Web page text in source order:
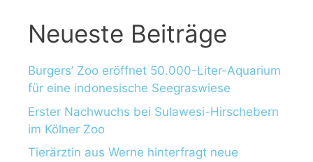
Neueste Beiträge
Burgers’ Zoo eröffnet 50.000-Liter-Aquarium
für eine indonesische Seegraswiese
Erster Nachwuchs bei Sulawesi-Hirschebern
im Kölner Zoo
Tierärztin aus Werne hinterfragt neue